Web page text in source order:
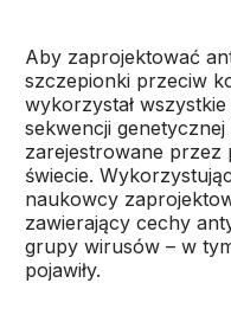
Aby zaprojektować
szczepionki przeciw
wykorzystał
sekwencji
zarejestrowane przez
świecie.
naukowcy
zawierający cechy
grupy wirusów – w
pojawiły.